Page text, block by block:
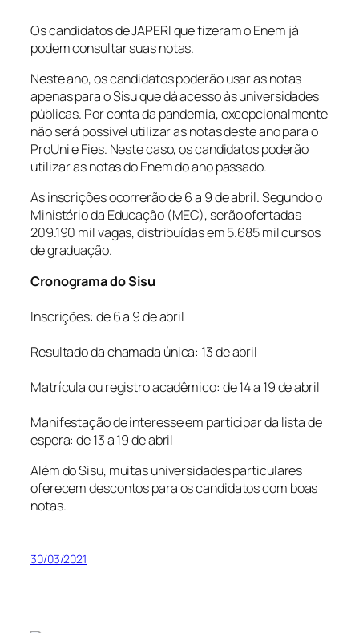
Os candidatos de JAPERI que fizeram o Enem já
podem consultar suas notas.
Neste ano, os candidatos poderão usar as notas
apenas para o Sisu que dá acesso às universidades
públicas. Por conta da pandemia, excepcionalmente
não será possível utilizar as notas deste ano para o
ProUni e Fies. Neste caso, os candidatos poderão
utilizar as notas do Enem do ano passado.
As inscrições ocorrerão de 6 a 9 de abril. Segundo o
Ministério da Educação (MEC), serão ofertadas
209.190 mil vagas, distribuídas em 5.685 mil cursos
de graduação.
Cronograma do Sisu
Inscrições: de 6 a 9 de abril
Resultado da chamada única: 13 de abril
Matrícula ou registro acadêmico: de 14 a 19 de abril
Manifestação de interesse em participar da lista de
espera: de 13 a 19 de abril
Além do Sisu, muitas universidades particulares
oferecem descontos para os candidatos com boas
notas.
30/03/2021